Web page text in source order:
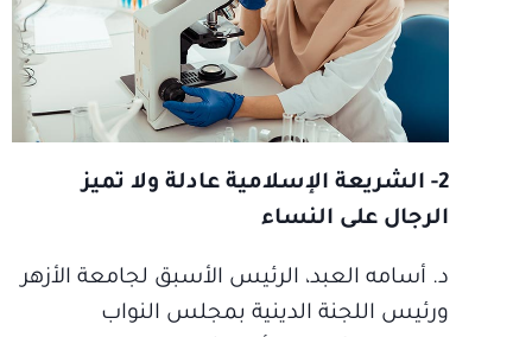
2- الشريعة الإسلامية عادلة ولا تميز
الرجال على النساء
د. أسامه العبد، الرئيس الأسبق لجامعة الأزهر
ورئيس اللجنة الدينية بمجلس النواب